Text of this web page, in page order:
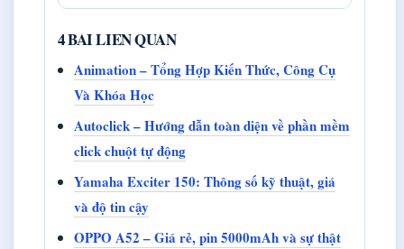
4 BAI LIEN QUAN
Animation – Tổng Hợp Kiến Thức, Công Cụ
Và Khóa Học
Autoclick – Hướng dẫn toàn diện về phần mềm
click chuột tự động
Yamaha Exciter 150: Thông số kỹ thuật, giá
và độ tin cậy
OPPO A52 – Giá rẻ, pin 5000mAh và sự thật